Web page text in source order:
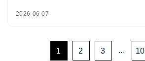
2026-06-07
1 2 3 ... 10